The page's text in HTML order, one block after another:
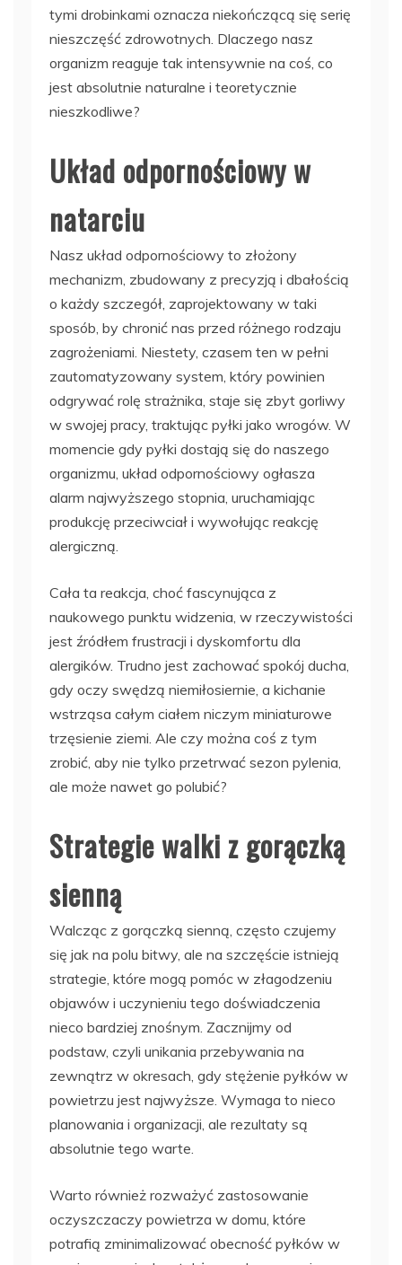
tymi drobinkami oznacza niekończącą się serię
nieszczęść zdrowotnych. Dlaczego nasz
organizm reaguje tak intensywnie na coś, co
jest absolutnie naturalne i teoretycznie
nieszkodliwe?
Układ odpornościowy w
natarciu
Nasz układ odpornościowy to złożony
mechanizm, zbudowany z precyzją i dbałością
o każdy szczegół, zaprojektowany w taki
sposób, by chronić nas przed różnego rodzaju
zagrożeniami. Niestety, czasem ten w pełni
zautomatyzowany system, który powinien
odgrywać rolę strażnika, staje się zbyt gorliwy
w swojej pracy, traktując pyłki jako wrogów. W
momencie gdy pyłki dostają się do naszego
organizmu, układ odpornościowy ogłasza
alarm najwyższego stopnia, uruchamiając
produkcję przeciwciał i wywołując reakcję
alergiczną.
Cała ta reakcja, choć fascynująca z
naukowego punktu widzenia, w rzeczywistości
jest źródłem frustracji i dyskomfortu dla
alergików. Trudno jest zachować spokój ducha,
gdy oczy swędzą niemiłosiernie, a kichanie
wstrząsa całym ciałem niczym miniaturowe
trzęsienie ziemi. Ale czy można coś z tym
zrobić, aby nie tylko przetrwać sezon pylenia,
ale może nawet go polubić?
Strategie walki z gorączką
sienną
Walcząc z gorączką sienną, często czujemy
się jak na polu bitwy, ale na szczęście istnieją
strategie, które mogą pomóc w złagodzeniu
objawów i uczynieniu tego doświadczenia
nieco bardziej znośnym. Zacznijmy od
podstaw, czyli unikania przebywania na
zewnątrz w okresach, gdy stężenie pyłków w
powietrzu jest najwyższe. Wymaga to nieco
planowania i organizacji, ale rezultaty są
absolutnie tego warte.
Warto również rozważyć zastosowanie
oczyszczaczy powietrza w domu, które
potrafią zminimalizować obecność pyłków w